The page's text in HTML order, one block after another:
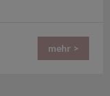
mehr >